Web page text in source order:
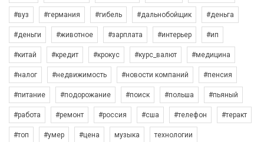
#вуз #германия #гибель #дальнобойщик #деньга
#деньги #животное #зарплата #интерьер #ип
#китай #кредит #крокус #курс_валют #медицина
#налог #недвижимость #новости компаний #пенсия
#питание #подорожание #поиск #польша #пьяный
#работа #ремонт #россия #сша #телефон #теракт
#топ #умер #цена музыка технологии